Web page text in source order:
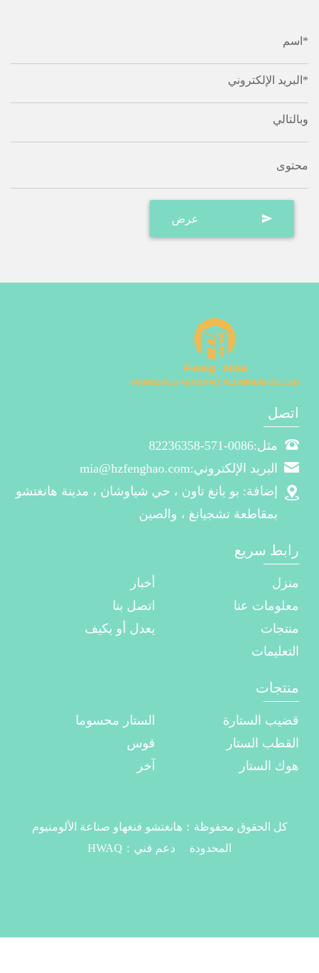
اسم*
البريد الإلكتروني*
وبالتالي
محتوى
اتصل
مثل:0086-571-82236358
البريد الإلكتروني:mia@hzfenghao.com
إضافة: بو يانغ تاون ، حي شياوشان ، مدينة هانغتشو
بمقاطعة تشجيانغ ، والصين
رابط سريع
منزل
أخبار
معلومات عنا
اتصل بنا
منتجات
يعدل أو يكيف
التعليمات
منتجات
قضيب الستارة
الستار محسوما
القطب الستار
قوس
هوك الستار
آخر
كل الحقوق محفوظة：هانغتشو فنغهاو صناعة الألومنيوم
المحدودة دعم فني： HWAQ